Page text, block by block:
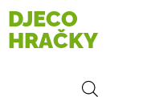
DJECO
HRAČKY